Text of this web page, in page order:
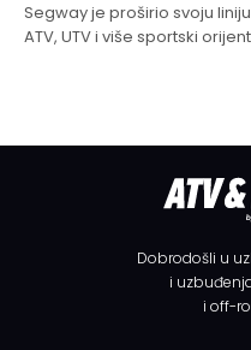
Segway je proširio svoju
ATV, UTV i više sportski
Dobrodošli u
i
i off-